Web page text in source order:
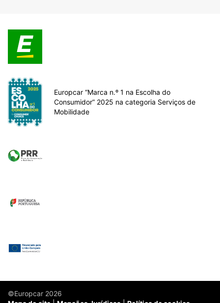
Europcar “Marca n.º 1 na Escolha do
Consumidor” 2025 na categoria Serviços de
Mobilidade
©Europcar 2026